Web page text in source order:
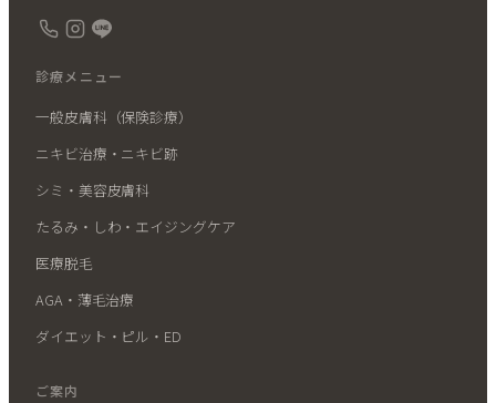
診療メニュー
一般皮膚科（保険診療）
ニキビ治療・ニキビ跡
シミ・美容皮膚科
たるみ・しわ・エイジングケア
医療脱毛
AGA・薄毛治療
ダイエット・ピル・ED
ご案内